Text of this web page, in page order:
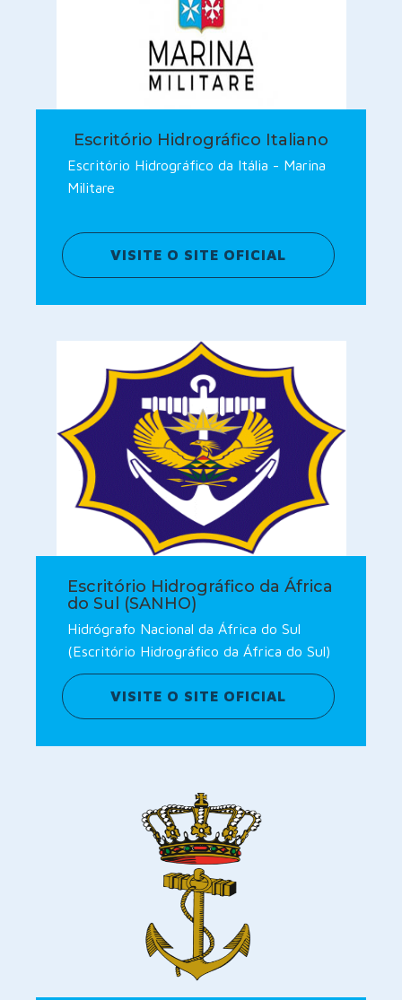
Escritório Hidrográfico Italiano
Escritório Hidrográfico da Itália - Marina
Militare
VISITE O SITE OFICIAL
Escritório Hidrográfico da África
do Sul (SANHO)
Hidrógrafo Nacional da África do Sul
(Escritório Hidrográfico da África do Sul)
VISITE O SITE OFICIAL